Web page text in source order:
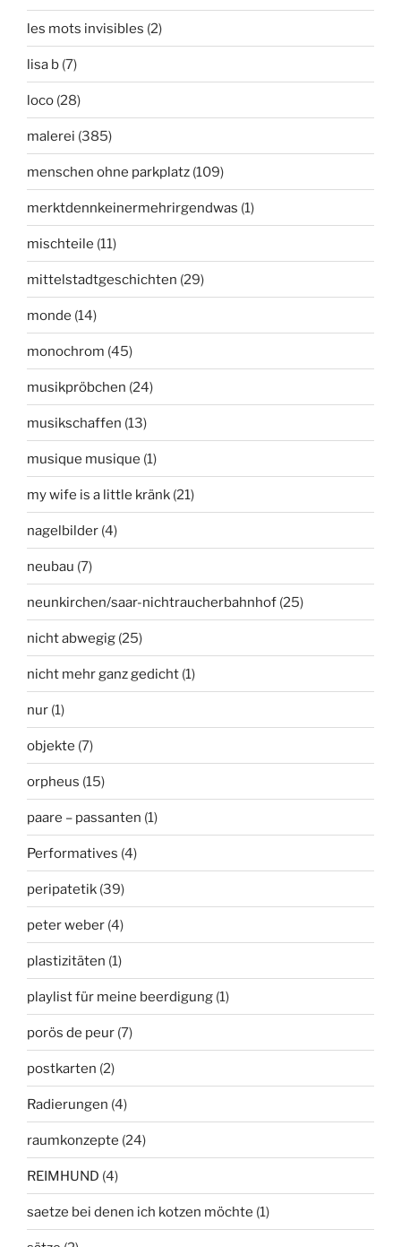
les mots invisibles (2)
lisa b (7)
loco (28)
malerei (385)
menschen ohne parkplatz (109)
merktdennkeinermehrirgendwas (1)
mischteile (11)
mittelstadtgeschichten (29)
monde (14)
monochrom (45)
musikpröbchen (24)
musikschaffen (13)
musique musique (1)
my wife is a little kränk (21)
nagelbilder (4)
neubau (7)
neunkirchen/saar-nichtraucherbahnhof (25)
nicht abwegig (25)
nicht mehr ganz gedicht (1)
nur (1)
objekte (7)
orpheus (15)
paare – passanten (1)
Performatives (4)
peripatetik (39)
peter weber (4)
plastizitäten (1)
playlist für meine beerdigung (1)
porös de peur (7)
postkarten (2)
Radierungen (4)
raumkonzepte (24)
REIMHUND (4)
saetze bei denen ich kotzen möchte (1)